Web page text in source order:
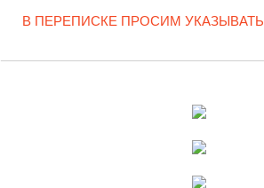
В ПЕРЕПИСКЕ ПРОСИМ